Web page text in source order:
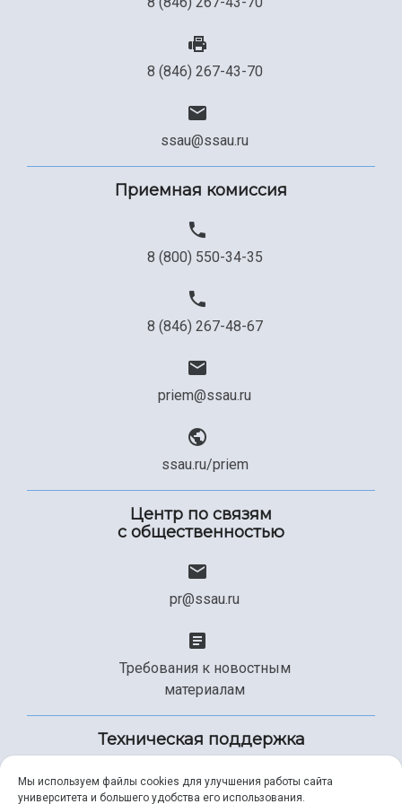
Сведения об образовательной организации
Официальные документы
8 (846) 267-43-70
ssau@ssau.ru
Приемная комиссия
8 (800) 550-34-35
8 (846) 267-48-67
priem@ssau.ru
ssau.ru/priem
Центр по связям
с общественностью
pr@ssau.ru
Требования к новостным
материалам
Техническая поддержка
Мы используем файлы cookies для улучшения работы сайта
университета и большего удобства его использования.